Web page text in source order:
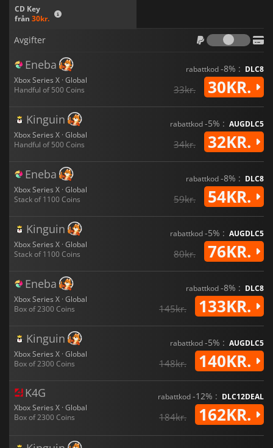
CD Key
från 30kr.
Avgifter
Eneba
Xbox Series X · Global
Handful of 500 Coins
rabattkod-8% : DLC8
33kr. 30KR.
Kinguin
Xbox Series X · Global
Handful of 500 Coins
rabattkod-5% : AUGDLC5
34kr. 32KR.
Eneba
Xbox Series X · Global
Stack of 1100 Coins
rabattkod-8% : DLC8
59kr. 54KR.
Kinguin
Xbox Series X · Global
Stack of 1100 Coins
rabattkod-5% : AUGDLC5
80kr. 76KR.
Eneba
Xbox Series X · Global
Box of 2300 Coins
rabattkod-8% : DLC8
145kr. 133KR.
Kinguin
Xbox Series X · Global
Box of 2300 Coins
rabattkod-5% : AUGDLC5
148kr. 140KR.
K4G
Xbox Series X · Global
Box of 2300 Coins
rabattkod-12% : DLC12DEAL
184kr. 162KR.